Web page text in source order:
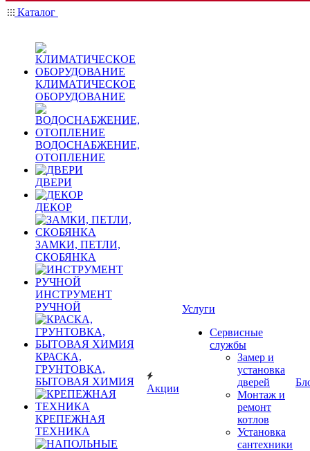
Каталог
КЛИМАТИЧЕСКОЕ
ОБОРУДОВАНИЕ
ВОДОСНАБЖЕНИЕ,
ОТОПЛЕНИЕ
ДВЕРИ
ДЕКОР
ЗАМКИ, ПЕТЛИ,
СКОБЯНКА
ИНСТРУМЕНТ
РУЧНОЙ
КРАСКА,
ГРУНТОВКА,
БЫТОВАЯ ХИМИЯ
КРЕПЕЖНАЯ
ТЕХНИКА
Акции
Услуги
Сервисные
службы
Замер и
установка
дверей
Монтаж и
ремонт
котлов
Установка
сантехники